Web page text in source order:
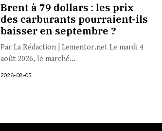
Brent à 79 dollars : les prix
des carburants pourraient-ils
baisser en septembre ?
Par La Rédaction | Lementor.net Le mardi 4
août 2026, le marché...
2026-08-05